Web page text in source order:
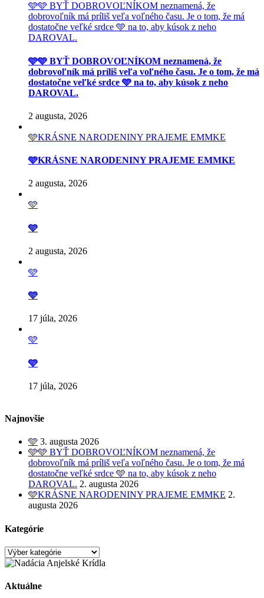
🩵🩵 BYŤ DOBROVOĽNÍKOM neznamená, že
dobrovoľník má príliš veľa voľného času. Je o tom, že má
dostatočne veľké srdce 🩵 na to, aby kúsok z neho
DAROVAL.
🩵🩵 BYŤ DOBROVOĽNÍKOM neznamená, že
dobrovoľník má príliš veľa voľného času. Je o tom, že má
dostatočne veľké srdce 🩵 na to, aby kúsok z neho
DAROVAL.
2 augusta, 2026
🩵KRÁSNE NARODENINY PRAJEME EMMKE
🩵KRÁSNE NARODENINY PRAJEME EMMKE
2 augusta, 2026
🩵
🩵
2 augusta, 2026
🩵
🩵
17 júla, 2026
🩵
🩵
17 júla, 2026
Najnovšie
🩵 3. augusta 2026
🩵🩵 BYŤ DOBROVOĽNÍKOM neznamená, že
dobrovoľník má príliš veľa voľného času. Je o tom, že má
dostatočne veľké srdce 🩵 na to, aby kúsok z neho
DAROVAL. 2. augusta 2026
🩵KRÁSNE NARODENINY PRAJEME EMMKE 2.
augusta 2026
Kategórie
Kategórie
Aktuálne